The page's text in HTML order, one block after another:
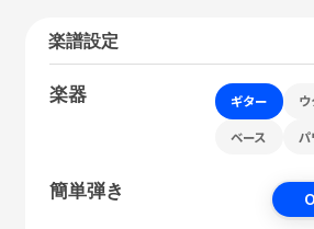
楽譜設定
楽器 ギター
ベース パ
簡単弾き